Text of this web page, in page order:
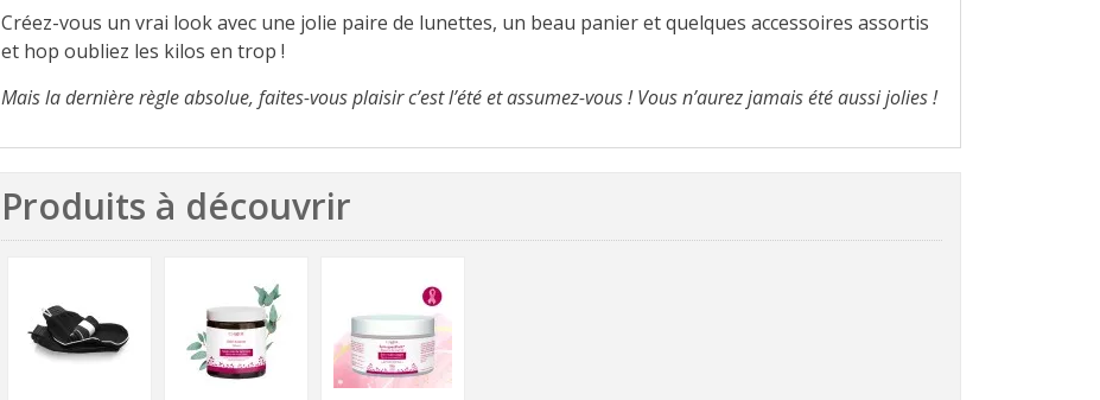
Créez-vous un vrai look avec une jolie paire de lunettes, un beau panier et quelques accessoires assortis
et hop oubliez les kilos en trop !
Mais la dernière règle absolue, faites-vous plaisir c’est l’été et assumez-vous ! Vous n’aurez jamais été aussi jolies !
Produits à découvrir